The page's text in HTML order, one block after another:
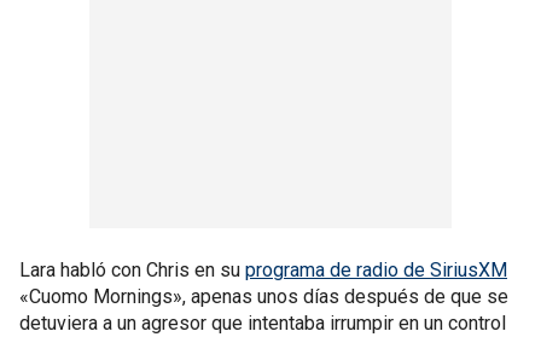
Lara habló con Chris en su programa de radio de SiriusXM
«Cuomo Mornings», apenas unos días después de que se
detuviera a un agresor que intentaba irrumpir en un control